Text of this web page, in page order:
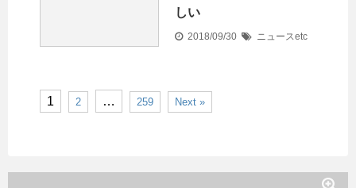
しい
2018/09/30 ニュースetc
1 2 … 259 Next »